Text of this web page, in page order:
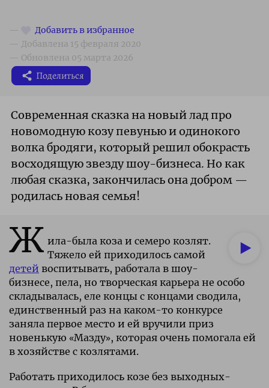
Поделиться
Современная сказка на новый лад про
новомодную козу певунью и одинокого
волка бродяги, который решил обокрасть
восходящую звезду шоу-бизнеса. Но как
любая сказка, закончилась она добром —
родилась новая семья!
Ж ила-была коза и семеро козлят.
Тяжело ей приходилось самой
детей воспитывать, работала в шоу-
бизнесе, пела, но творческая карьера не особо
складывалась, еле концы с концами сводила,
единственный раз на каком-то конкурсе
заняла первое место и ей вручили приз
новенькую «Мазду», которая очень помогала ей
в хозяйстве с козлятами.
Работать приходилось козе без выходных-